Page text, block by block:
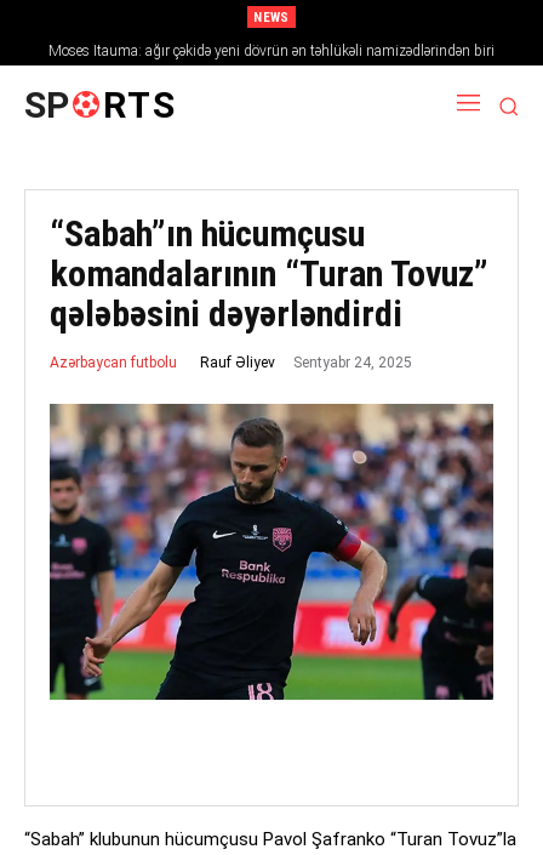
NEWS
Moses Itauma: ağır çəkidə yeni dövrün ən təhlükəli namizədlərindən biri
SP RTS
“Sabah”ın hücumçusu
komandalarının “Turan Tovuz”
qələbəsini dəyərləndirdi
Azərbaycan futbolu Rauf Əliyev Sentyabr 24, 2025
“Sabah” klubunun hücumçusu Pavol Şafranko “Turan Tovuz”la